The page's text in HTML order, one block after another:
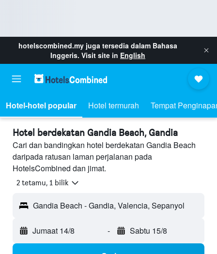
hotelscombined.my juga tersedia dalam Bahasa
Inggeris. Visit site in English
Hotel-hotel popular Hotel termurah Tempat
Hotel berdekatan Gandia Beach, Gandia
Cari dan bandingkan hotel berdekatan Gandia Beach
daripada ratusan laman perjalanan pada
HotelsCombined dan jimat.
2 tetamu, 1 bilik
Gandia Beach - Gandia, Valencia, Sepanyol
Jumaat 14/8 - Sabtu 15/8